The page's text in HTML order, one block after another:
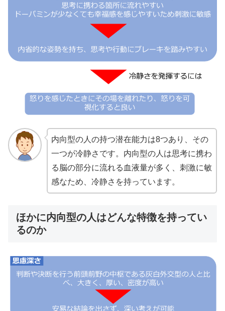
内向型の人の持つ潜在能力は8つあり、その
一つが冷静さです。内向型の人は思考に携わ
る脳の部分に流れる血液量が多く、刺激に敏
感なため、冷静さを持っています。
ほかに内向型の人はどんな特徴を持ってい
るのか